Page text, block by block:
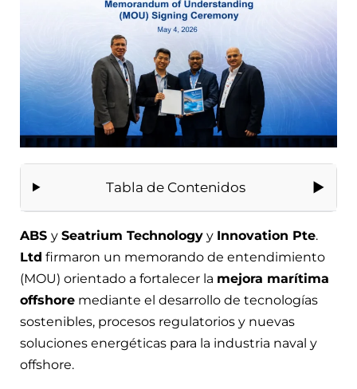
Tabla de Contenidos
ABS y Seatrium Technology y Innovation Pte.
Ltd firmaron un memorando de entendimiento
(MOU) orientado a fortalecer la mejora marítima
offshore mediante el desarrollo de tecnologías
sostenibles, procesos regulatorios y nuevas
soluciones energéticas para la industria naval y
offshore.